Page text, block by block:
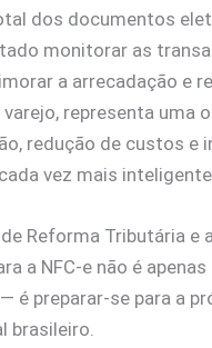
dos documentos
monitorar as
a arrecadação e
representa uma
redução de custos e
vez mais
Reforma Tributária e
a NFC-e não é
é preparar-se para a
brasileiro.